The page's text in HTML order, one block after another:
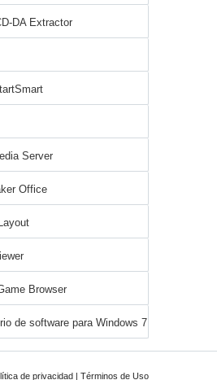
DA Extractor
Server
Office
Browser
de software para Windows 7
de privacidad Términos de Uso